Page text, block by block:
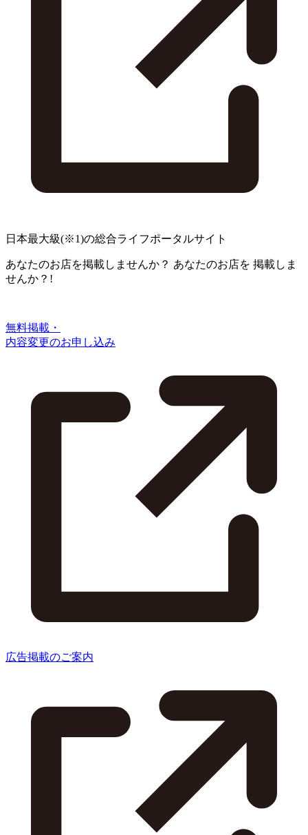
日本最大級(※1)の総合ライフポータルサイト
あなたのお店を掲載しませんか？ あなたのお店を 掲載しま
せんか？!
無料掲載・
内容変更のお申し込み
広告掲載のご案内